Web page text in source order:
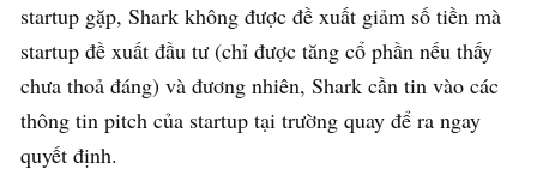
startup gặp, Shark không được đề xuất giảm số tiền mà
startup đề xuất đầu tư (chỉ được tăng cổ phần nếu thấy
chưa thoả đáng) và đương nhiên, Shark cần tin vào các
thông tin pitch của startup tại trường quay để ra ngay
quyết định.